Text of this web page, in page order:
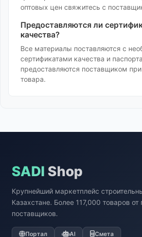
оптовых цен свяжитесь с
Предоставляются ли
качества?
Все материалы поставляются с
сертификатами качества и
предоставляются поставщиком при
товара.
SADI Shop
Крупнейший маркетплейс
Казахстане. Более 117,000 товаров
поставщиков.
Портал AI Смета